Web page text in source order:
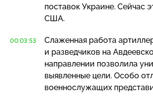
поставок Украине. Сейчас
США.
00:03:53
Слаженная работа
и разведчиков на
направлении позволила
выявленные цели. Особо
военнослужащих